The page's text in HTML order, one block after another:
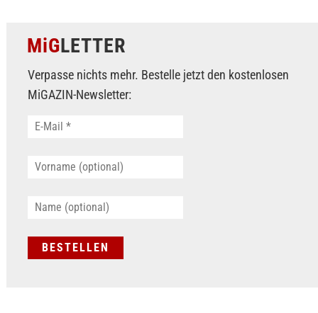
MiGLETTER
Verpasse nichts mehr. Bestelle jetzt den kostenlosen
MiGAZIN-Newsletter: